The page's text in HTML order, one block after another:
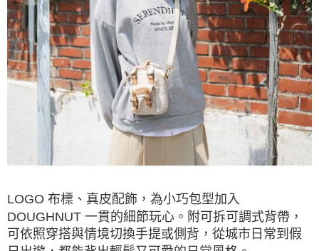
LOGO 布標、真皮配飾，為小巧包型加入
DOUGHNUT 一貫的細節玩心。附可拆可調式背帶，
可依照穿搭與情境切換手提或側背，從城市日常到假